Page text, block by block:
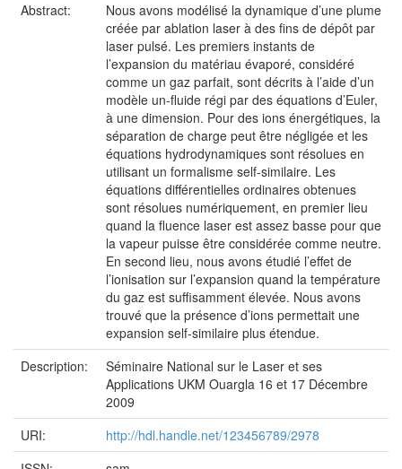
Abstract:
Nous avons modélisé la dynamique d’une plume
créée par ablation laser à des fins de dépôt par
laser pulsé. Les premiers instants de
l’expansion du matériau évaporé, considéré
comme un gaz parfait, sont décrits à l’aide d’un
modèle un-fluide régi par des équations d’Euler,
à une dimension. Pour des ions énergétiques, la
séparation de charge peut être négligée et les
équations hydrodynamiques sont résolues en
utilisant un formalisme self-similaire. Les
équations différentielles ordinaires obtenues
sont résolues numériquement, en premier lieu
quand la fluence laser est assez basse pour que
la vapeur puisse être considérée comme neutre.
En second lieu, nous avons étudié l’effet de
l’ionisation sur l’expansion quand la température
du gaz est suffisamment élevée. Nous avons
trouvé que la présence d’ions permettait une
expansion self-similaire plus étendue.
Description:
Séminaire National sur le Laser et ses
Applications UKM Ouargla 16 et 17 Décembre
2009
URI:
http://hdl.handle.net/123456789/2978